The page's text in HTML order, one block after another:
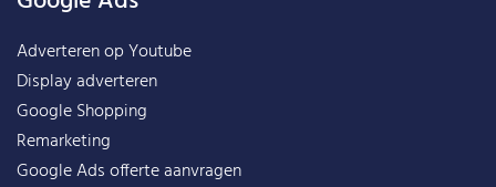
Adverteren op Youtube
Display adverteren
Google Shopping
Remarketing
Google Ads offerte aanvragen